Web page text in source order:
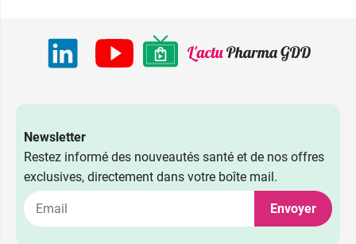
1
2 9,99 €
3
Newsletter
Restez informé des nouveautés santé et de nos offres
exclusives, directement dans votre boîte mail.
Envoyer